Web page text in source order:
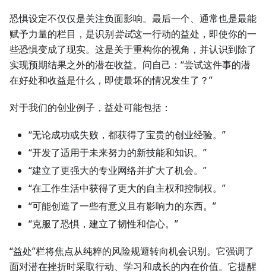
恐惧设定不仅仅是关注负面影响。最后一个、通常也是最能
赋予力量的栏目，是识别尝试这一行动的益处，即使你的一
些恐惧变成了现实。这是关于重构你的视角，并认识到除了
实现预期结果之外的潜在收益。问自己：“尝试这件事的潜
在好处和收益是什么，即使最坏的情况发生了？”
对于我们的创业例子，益处可能包括：
“无论成功或失败，都获得了宝贵的创业经验。”
“开发了适用于未来努力的新技能和知识。”
“建立了更强大的专业网络并扩大了机会。”
“在工作生活中获得了更大的自主权和控制权。”
“可能创造了一些有意义且有影响力的东西。”
“克服了恐惧，建立了韧性和信心。”
“益处”栏将焦点从纯粹的风险规避转向机会识别。它强调了
面对潜在挫折时采取行动、学习和成长的内在价值。它提醒